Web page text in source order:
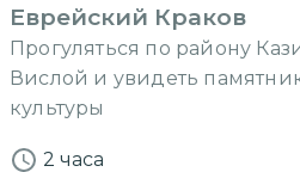
Еврейский Краков
Прогуляться по району
Вислой и увидеть
культуры
2 часа